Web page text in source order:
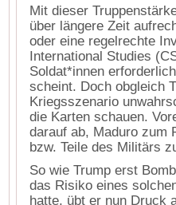
Mit dieser
über längere Zeit
oder eine regelrechte
International Studies
Soldat*innen
scheint. Doch obgleich
Kriegsszenario
die Karten schauen.
darauf ab, Maduro zum
bzw. Teile des Militärs
So wie Trump erst
das Risiko eines
hatte, übt er nun Druck